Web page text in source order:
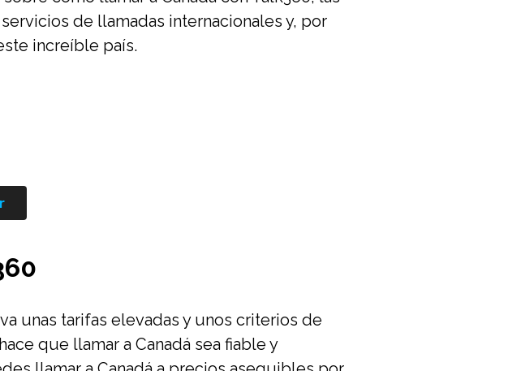
de llamadas internacionales y, por
increíble país.
unas tarifas elevadas y unos criterios de
que llamar a Canadá sea fiable y